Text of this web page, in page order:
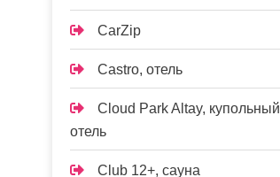
CarZip
Castro, отель
Cloud Park Altay, купольный
отель
Club 12+, сауна